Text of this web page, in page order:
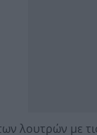
λουτρών με